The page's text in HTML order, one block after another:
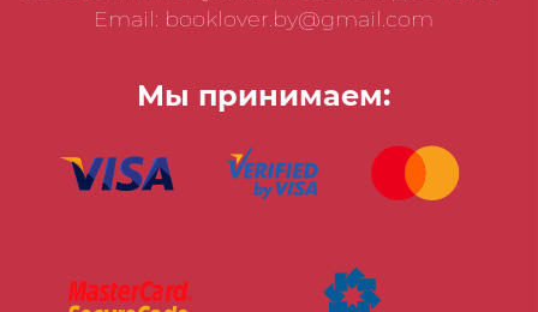
Email: booklover.by@gmail.com
Мы принимаем: